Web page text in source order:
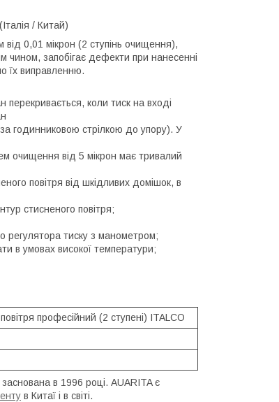
/ Китай)
від 0,01 мікрон (2 ступінь очищення),
чином, запобігає дефекти при нанесенні
їх виправленню.
коли тиск на вході
годинниковою стрілкою до упору). У
очищення від 5 мікрон має тривалий
повітря від шкідливих домішок, в
стисненого повітря;
регулятора тиску з манометром;
в умовах високої температури;
професійний (2 ступені) ITALCO
в 1996 році. AUARITA є
в Китаї і в світі.